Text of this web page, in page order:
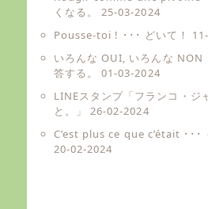
くなる。
25-03-2024
Pousse-toi ! ･･･ どいて！
いろんな OUI, いろんな NON
答する。
01-03-2024
LINEスタンプ「フランコ・
と。」
26-02-2024
C’est plus ce que c’était ･･･
20-02-2024